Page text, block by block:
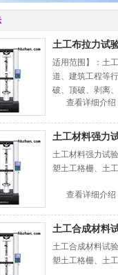
土工布拉力试
适用范围】：土
道、建筑工程等
破、顶破、剥离
查看详细介绍
土工材料强力
土工材料强力试
塑土工格栅、土
查看详细介绍
土工合成材料
土工合成材料试
塑土工格栅、土